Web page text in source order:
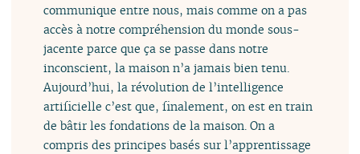
communique entre nous, mais comme on a pas
accès à notre compréhension du monde sous-
jacente parce que ça se passe dans notre
inconscient, la maison n’a jamais bien tenu.
Aujourd’hui, la révolution de l’intelligence
artificielle c’est que, finalement, on est en train
de bâtir les fondations de la maison. On a
compris des principes basés sur l’apprentissage